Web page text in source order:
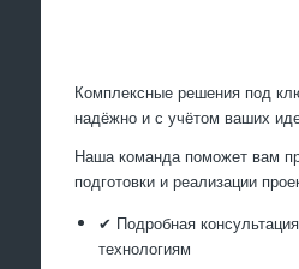
Комплексные решения под
надёжно и с учётом ваших
Наша команда поможет вам
подготовки и реализации
✔ Подробная
технологиям